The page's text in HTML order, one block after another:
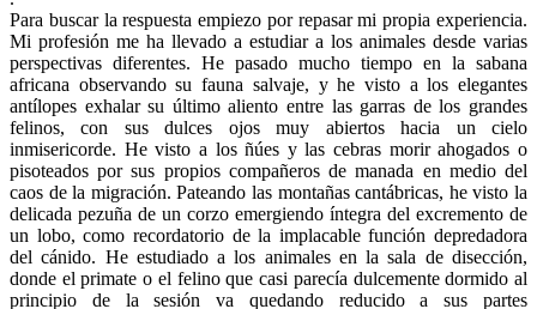
Para buscar la respuesta empiezo por repasar mi propia experiencia.
Mi profesión me ha llevado a estudiar a los animales desde varias
perspectivas diferentes. He pasado mucho tiempo en la sabana
africana observando su fauna salvaje, y he visto a los elegantes
antílopes exhalar su último aliento entre las garras de los grandes
felinos, con sus dulces ojos muy abiertos hacia un cielo
inmisericorde. He visto a los ñúes y las cebras morir ahogados o
pisoteados por sus propios compañeros de manada en medio del
caos de la migración. Pateando las montañas cantábricas, he visto la
delicada pezuña de un corzo emergiendo íntegra del excremento de
un lobo, como recordatorio de la implacable función depredadora
del cánido. He estudiado a los animales en la sala de disección,
donde el primate o el felino que casi parecía dulcemente dormido al
principio de la sesión va quedando reducido a sus partes